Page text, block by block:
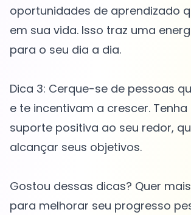
oportunidades de aprendizado
em sua vida. Isso traz uma
para o seu dia a dia.
Dica 3: Cerque-se de pessoas
e te incentivam a crescer.
suporte positiva ao seu redor,
alcançar seus objetivos.
Gostou dessas dicas? Quer
para melhorar seu progresso